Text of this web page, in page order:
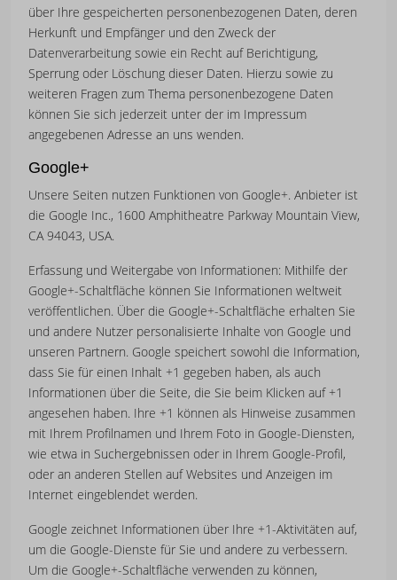
über Ihre gespeicherten personenbezogenen Daten, deren
Herkunft und Empfänger und den Zweck der
Datenverarbeitung sowie ein Recht auf Berichtigung,
Sperrung oder Löschung dieser Daten. Hierzu sowie zu
weiteren Fragen zum Thema personenbezogene Daten
können Sie sich jederzeit unter der im Impressum
angegebenen Adresse an uns wenden.
Google+
Unsere Seiten nutzen Funktionen von Google+. Anbieter ist
die Google Inc., 1600 Amphitheatre Parkway Mountain View,
CA 94043, USA.
Erfassung und Weitergabe von Informationen: Mithilfe der
Google+-Schaltfläche können Sie Informationen weltweit
veröffentlichen. Über die Google+-Schaltfläche erhalten Sie
und andere Nutzer personalisierte Inhalte von Google und
unseren Partnern. Google speichert sowohl die Information,
dass Sie für einen Inhalt +1 gegeben haben, als auch
Informationen über die Seite, die Sie beim Klicken auf +1
angesehen haben. Ihre +1 können als Hinweise zusammen
mit Ihrem Profilnamen und Ihrem Foto in Google-Diensten,
wie etwa in Suchergebnissen oder in Ihrem Google-Profil,
oder an anderen Stellen auf Websites und Anzeigen im
Internet eingeblendet werden.
Google zeichnet Informationen über Ihre +1-Aktivitäten auf,
um die Google-Dienste für Sie und andere zu verbessern.
Um die Google+-Schaltfläche verwenden zu können,